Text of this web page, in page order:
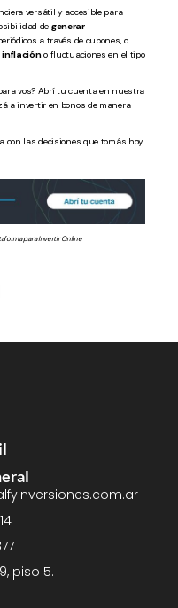
versátil y accesible para
de generar
a través de cupones, o
inflacióno fluctuaciones en el tipo
vos? Abrí tu cuenta en nuestra
a invertir en bonos de manera
con las decisiones que tomás hoy.
para Invertir Online
piso 5.